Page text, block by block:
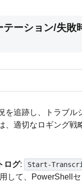
テーション/失敗
を追跡し、トラブル
、適切なロギング戦
ログ: Start-
して、PowerShell